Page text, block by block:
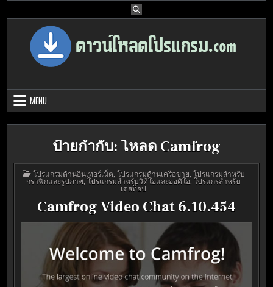
โปรแกรมฟรี
MENU
ป้ายกำกับ:โหลด Camfrog
POSTED
IN
โปรแกรมด้านอินเทอร์เน็ต โปรแกรมด้านเครือข่าย โปรแกรมสำหรับ
กราฟิกและรูปภาพ,โปรแกรมสำหรับวิดีโอและออดิโอ, โปรแกรสำหรับ
เดสท็อป
Camfrog Video Chat 6.10.454